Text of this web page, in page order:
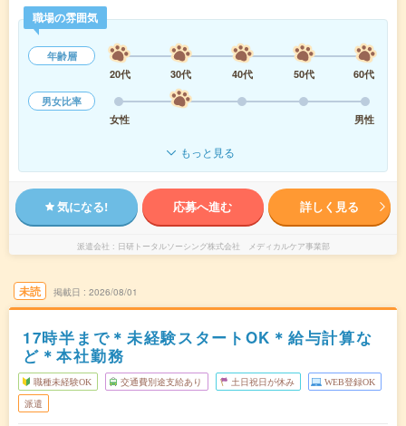
職場の雰囲気
年齢層
20代
30代 40代 50代
60代
男女比率
女性
男性
もっと見る
気になる! 応募へ進む 詳しく見る
派遣会社 日研トータルソーシング株式会社 メディカルケア事業部
未読 掲載日 2026/08/01
17時半まで＊未経験スタートOK＊給与計算な
ど＊本社勤務
職種未経験OK 交通費別途支給あり 土日祝日が休み WEB登録OK
派遣